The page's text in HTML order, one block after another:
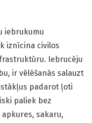
iebrukumu
iznīcina civilos
Iebrucēju
ir vēlēšanās salauzt
padarot ļoti
paliek bez
sakaru,